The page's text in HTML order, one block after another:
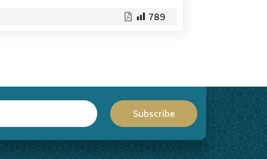
789